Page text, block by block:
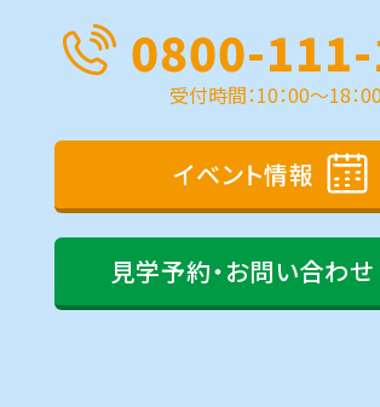
0800-
受付時間：10：00～18：
イベント情報
見学予約・お問い合わせ